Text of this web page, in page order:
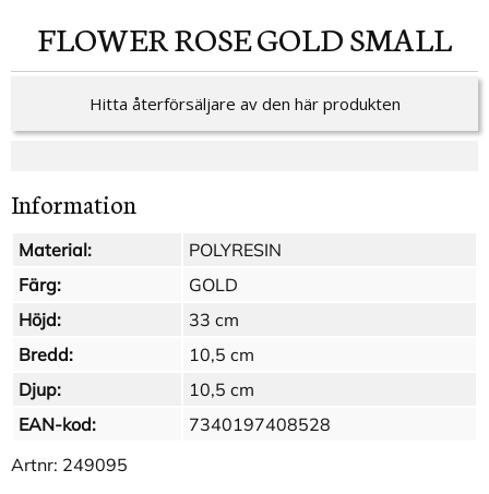
FLOWER ROSE GOLD SMALL
Hitta återförsäljare av den här produkten
Information
Material:
POLYRESIN
Färg:
GOLD
Höjd:
33 cm
Bredd:
10,5 cm
Djup:
10,5 cm
EAN-kod:
7340197408528
Artnr: 249095